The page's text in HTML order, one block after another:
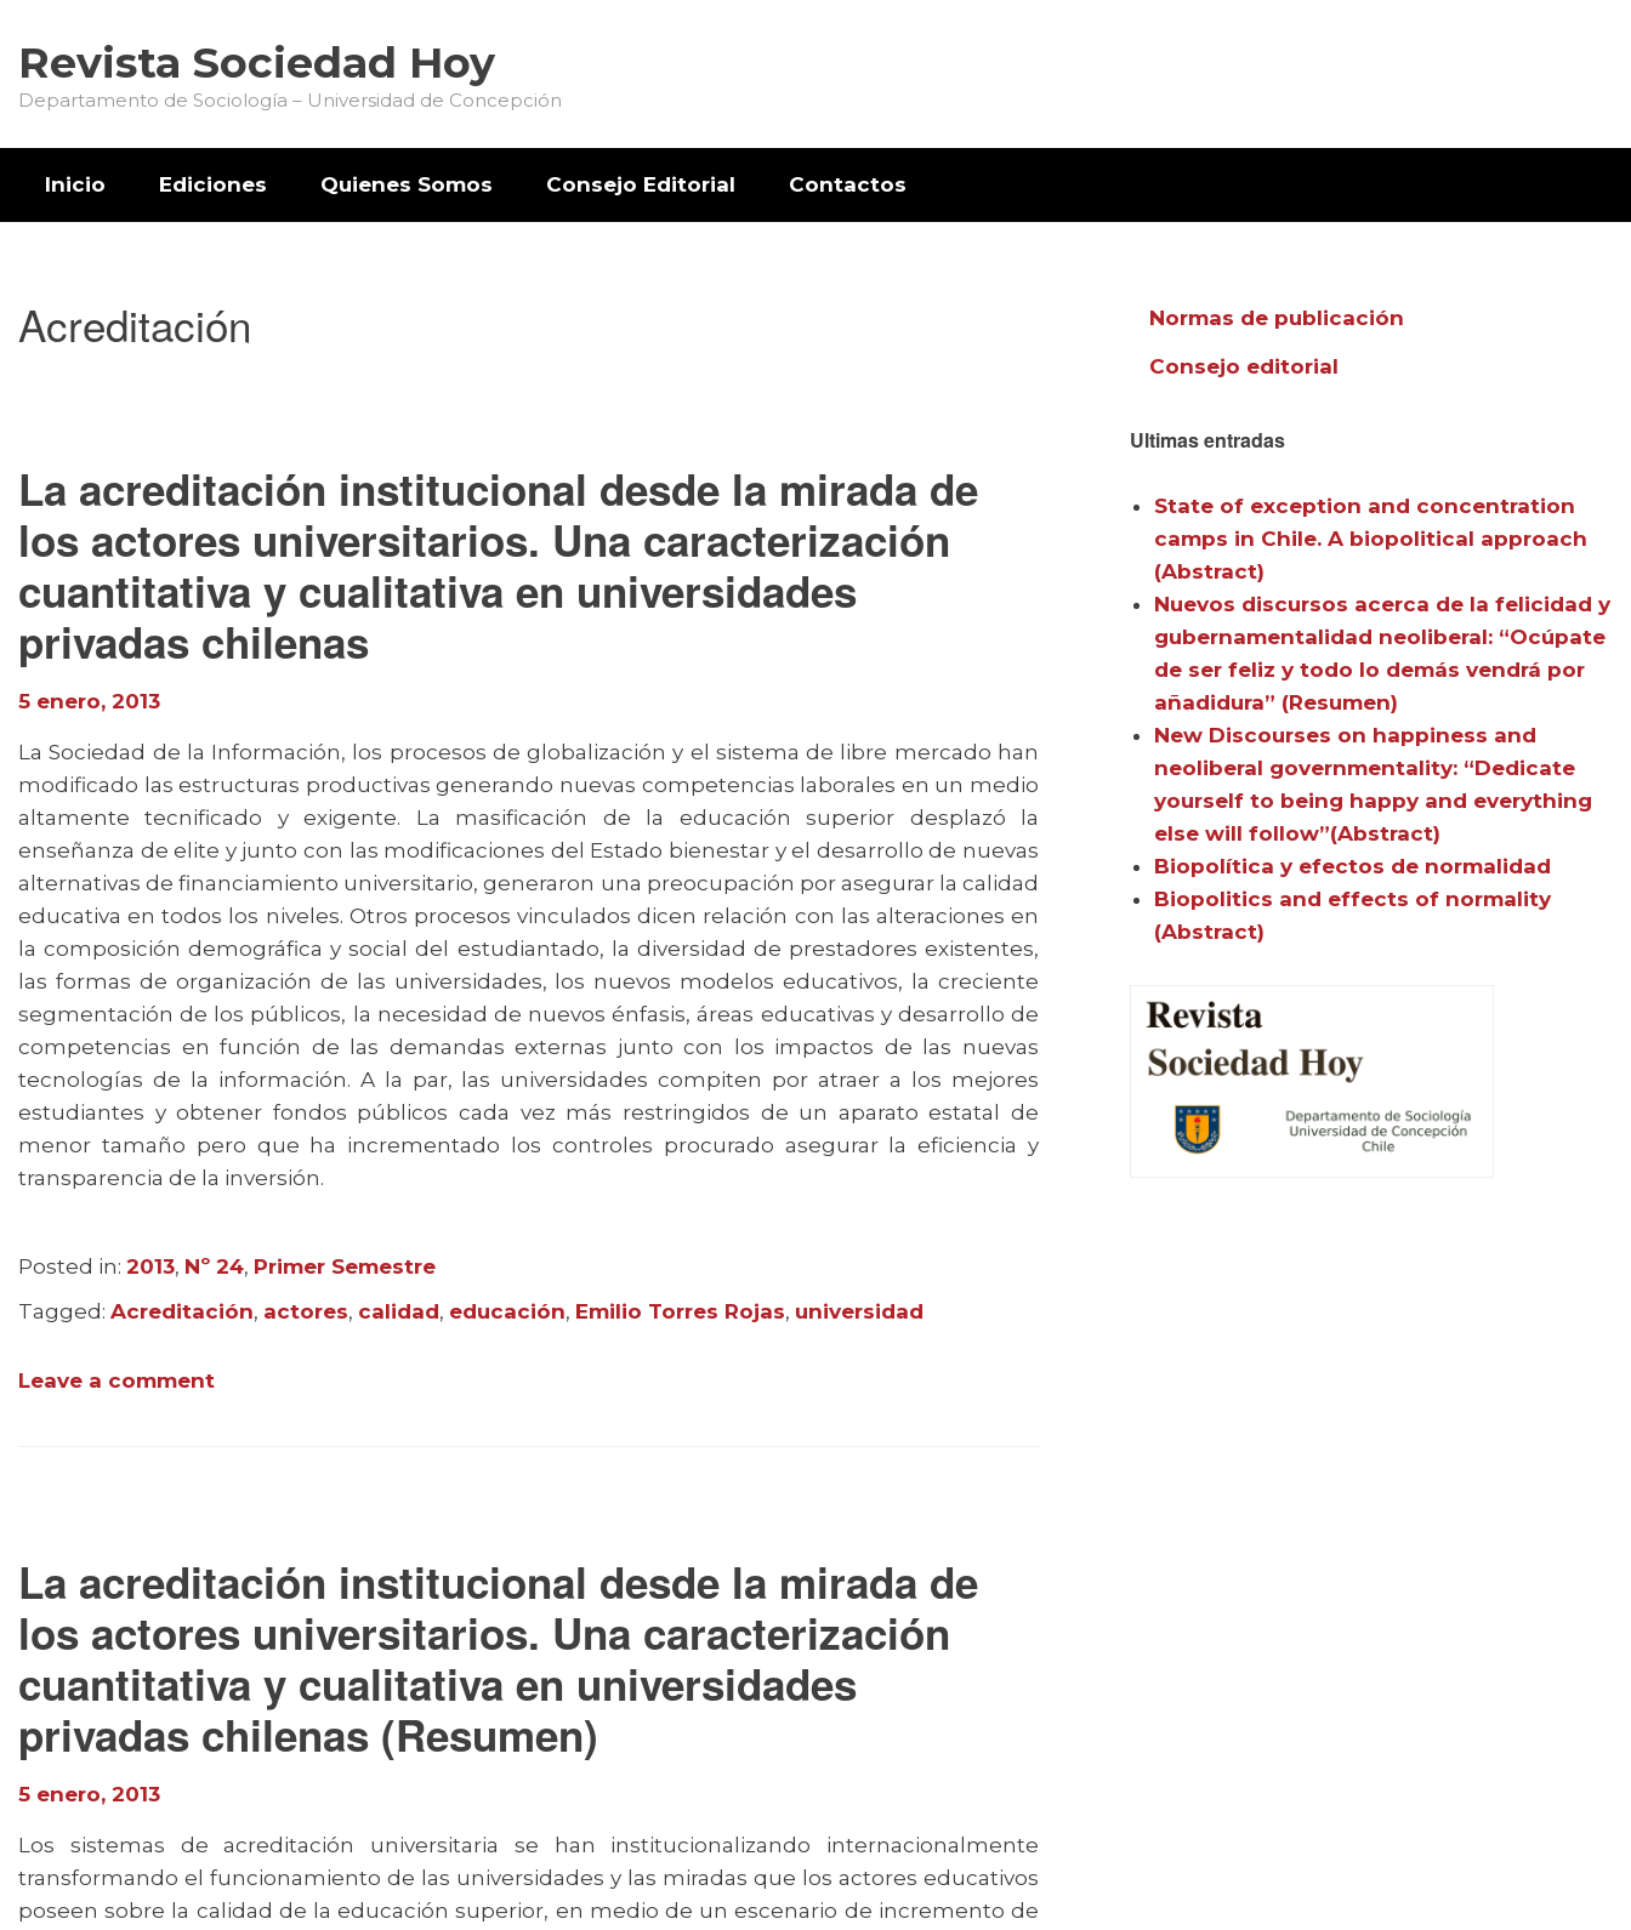
Revista Sociedad Hoy
Departamento de Sociología – Universidad de Concepción
Inicio Ediciones Quienes Somos Consejo Editorial Contactos
Acreditación
La acreditación institucional desde la mirada de
los actores universitarios. Una caracterización
cuantitativa y cualitativa en universidades
privadas chilenas
5 enero, 2013
La Sociedad de la Información, los procesos de globalización y el sistema de libre mercado han
modificado las estructuras productivas generando nuevas competencias laborales en un medio
altamente tecnificado y exigente. La masificación de la educación superior desplazó la
enseñanza de elite y junto con las modificaciones del Estado bienestar y el desarrollo de nuevas
alternativas de financiamiento universitario, generaron una preocupación por asegurar la calidad
educativa en todos los niveles. Otros procesos vinculados dicen relación con las alteraciones en
la composición demográfica y social del estudiantado, la diversidad de prestadores existentes,
las formas de organización de las universidades, los nuevos modelos educativos, la creciente
segmentación de los públicos, la necesidad de nuevos énfasis, áreas educativas y desarrollo de
competencias en función de las demandas externas junto con los impactos de las nuevas
tecnologías de la información. A la par, las universidades compiten por atraer a los mejores
estudiantes y obtener fondos públicos cada vez más restringidos de un aparato estatal de
menor tamaño pero que ha incrementado los controles procurado asegurar la eficiencia y
transparencia de la inversión.
Posted in: Categories
2013, Nº 24, Primer Semestre
Tagged: Tags
Acreditación, actores, calidad, educación, Emilio Torres Rojas, universidad
Leave a comment
La acreditación institucional desde la mirada de
los actores universitarios. Una caracterización
cuantitativa y cualitativa en universidades
privadas chilenas (Resumen)
5 enero, 2013
Los sistemas de acreditación universitaria se han institucionalizando internacionalmente
transformando el funcionamiento de las universidades y las miradas que los actores educativos
poseen sobre la calidad de la educación superior, en medio de un escenario de incremento de
Normas de publicación
Consejo editorial
Ultimas entradas
State of exception and concentration
camps in Chile. A biopolitical approach
(Abstract)
Nuevos discursos acerca de la felicidad y
gubernamentalidad neoliberal: “Ocúpate
de ser feliz y todo lo demás vendrá por
añadidura” (Resumen)
New Discourses on happiness and
neoliberal governmentality: “Dedicate
yourself to being happy and everything
else will follow”(Abstract)
Biopolítica y efectos de normalidad
Biopolitics and effects of normality
(Abstract)